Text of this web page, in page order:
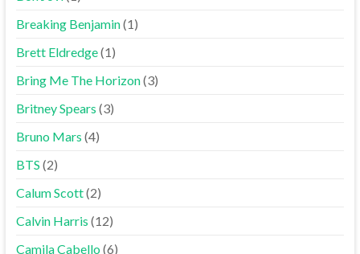
Breaking Benjamin(1)
Brett Eldredge(1)
Bring Me The Horizon(3)
Britney Spears (3)
Bruno Mars (4)
BTS (2)
Calum Scott(2)
Calvin Harris (12)
Camila Cabello(6)